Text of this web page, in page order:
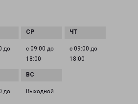
до
с 09:00 до
18:00
с 09:00 до
18:00
до
Выходной